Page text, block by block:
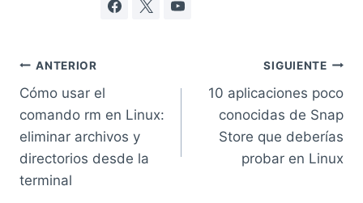
Navegación
de
entradas
ANTERIOR
Cómo usar el
comando rm en Linux:
eliminar archivos y
directorios desde la
terminal
SIGUIENTE
10 aplicaciones poco
conocidas de Snap
Store que deberías
probar en Linux